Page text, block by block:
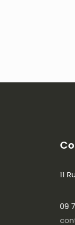
11
09